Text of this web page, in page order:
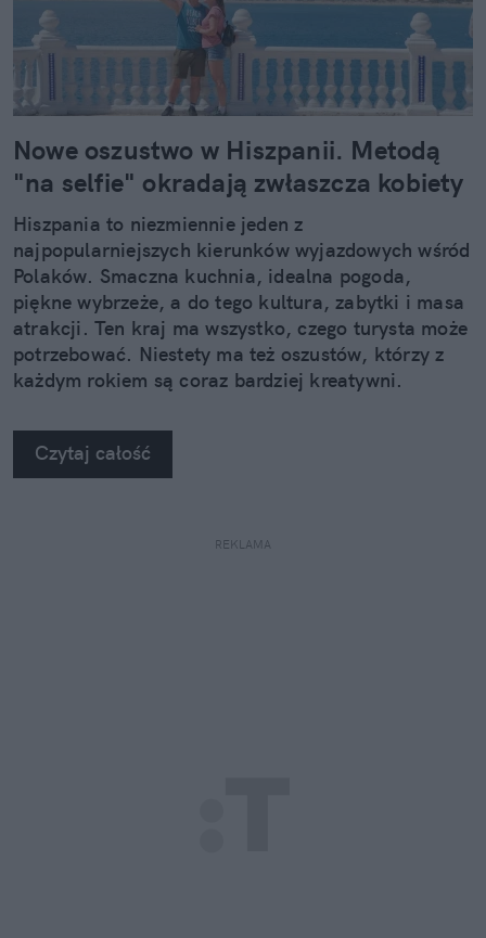
Nowe oszustwo w Hiszpanii. Metodą
"na selfie" okradają zwłaszcza kobiety
Hiszpania to niezmiennie jeden z
najpopularniejszych kierunków wyjazdowych wśród
Polaków. Smaczna kuchnia, idealna pogoda,
piękne wybrzeże, a do tego kultura, zabytki i masa
atrakcji. Ten kraj ma wszystko, czego turysta może
potrzebować. Niestety ma też oszustów, którzy z
każdym rokiem są coraz bardziej kreatywni.
Czytaj całość
REKLAMA